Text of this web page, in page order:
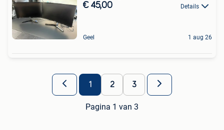
€ 45,00 Details
Geel 1 aug 26
1 2 3
Pagina 1 van 3